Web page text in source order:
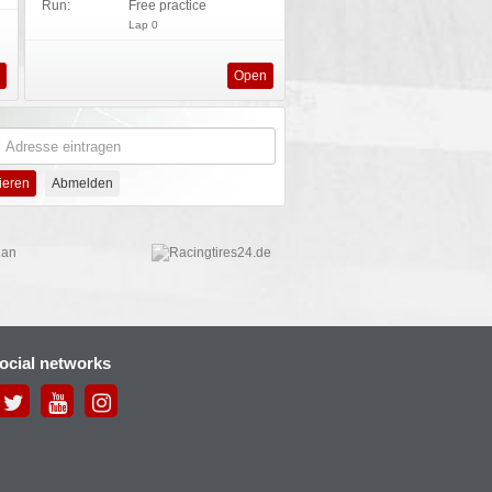
Run: Free practice
Lap 0
Open
networks